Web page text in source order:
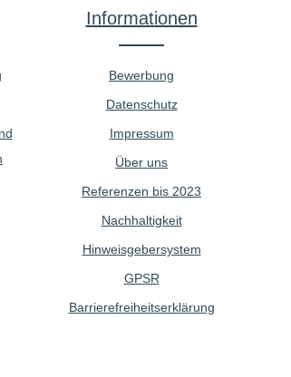
Informationen
Bewerbung
Datenschutz
Impressum
Über uns
Referenzen bis 2023
Nachhaltigkeit
Hinweisgebersystem
GPSR
Barrierefreiheitserklärung